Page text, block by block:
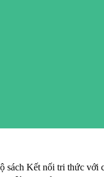
sách Kết nối tri thức với